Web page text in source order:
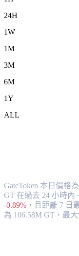
24H
1W
1M
3M
6M
1Y
ALL
GateToken 本日價格
GT 在過去 24 小時內
-0.89% ， 且距離 7 日
為 106.58M GT，最